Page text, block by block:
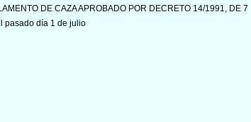
DE CAZA APROBADO POR DECRETO 14/1991, DE 7
pasado día 1 de julio